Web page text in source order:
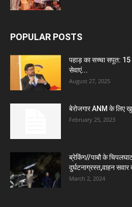
POPULAR POSTS
पहाड़ का सच्चा सपूत: 15
सेवाएं...
August 27, 2025
बेरोजगार ANM के लिए
February 25, 2023
ब्रेकिंग//पाबौ के
दुर्घटनाग्रस्त,वाहन सवार
March 2, 2024